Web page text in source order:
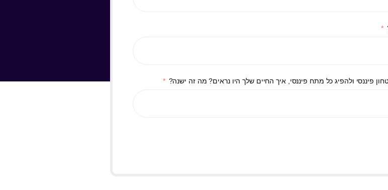
פיננסי ולהפיג כל מתח פיננסי, איך החיים שלך היו נראים? מה זה ישנה?